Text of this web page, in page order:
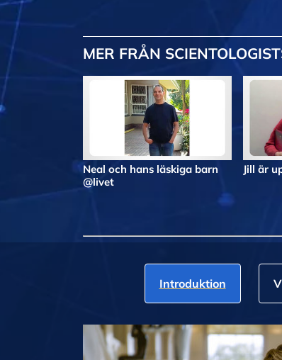
MER FRÅN
Neal och hans läskiga barn
@livet
Jill är
Introduktion